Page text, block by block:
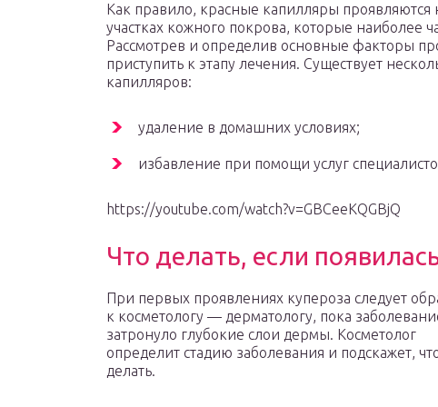
Как правило, красные капилляры проявляются
участках кожного покрова, которые наиболее
Рассмотрев и определив основные факторы
приступить к этапу лечения. Существует
капилляров:
удаление в домашних условиях;
избавление при помощи услуг
https://youtube.com/watch?v=GBCeeKQGBjQ
Что делать, если
При первых проявлениях купероза следует
к косметологу — дерматологу, пока
затронуло глубокие слои дермы. Косметолог
определит стадию заболевания и подскажет,
делать.